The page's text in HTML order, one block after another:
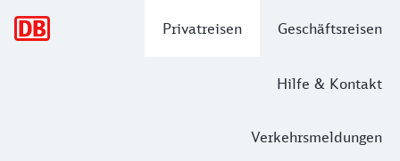
Privatreisen Geschäftsreisen
Hilfe & Kontakt
Verkehrsmeldungen